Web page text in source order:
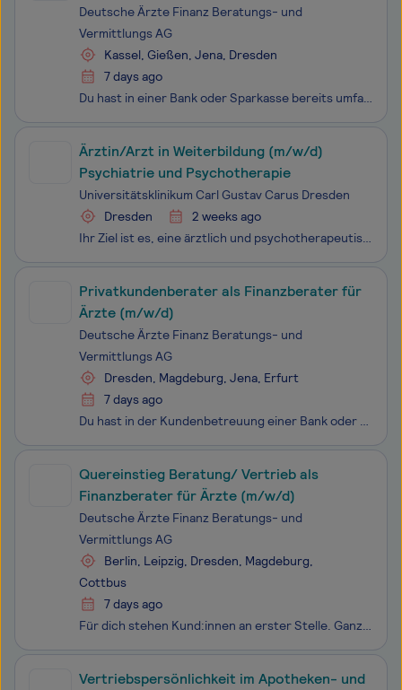
Deutsche Ärzte Finanz Beratungs- und
Vermittlungs AG
Kassel, Gießen, Jena, Dresden
7 days ago
Du hast in einer Bank oder Sparkasse bereits umfangreiches Know-how im Finanzierungsgeschäft gesammelt und möchtest deine Karriere nun selbst gestalten – statt fremdbestimmt von starren Bankstrukturen und Hierarchien zu sein? Oder du arbeitest bereits als selbstständige:r Finanzberater:in und wills
Ärztin/Arzt in Weiterbildung (m/w/d)
Psychiatrie und Psychotherapie
Universitätsklinikum Carl Gustav Carus Dresden
Dresden
2 weeks ago
Ihr Ziel ist es, eine ärztlich und psychotherapeutisch fundierte Facharztqualifikation Psychiatrie und Psychotherapie zu erlangen Ihre ärztliche Tätigkeit umfasst die Behandlung, Diagnostik und Führung von Patientinnen und Patienten im stationären, tagesklinischen und ambulanten und stationsäqu
Privatkundenberater als Finanzberater für
Ärzte (m/w/d)
Deutsche Ärzte Finanz Beratungs- und
Vermittlungs AG
Dresden, Magdeburg, Jena, Erfurt
7 days ago
Du hast in der Kundenbetreuung einer Bank oder Sparkasse umfangreiches Know-how aufgebaut. Nun möchtest du deine eigenen Karriereziele verfolgen, statt vorgegebene Absatzziele zu erfüllen? Dann bist du bei uns richtig. Die Deutsche Ärzte Finanz gehört zur weltweit erfolgreichen AXA Gruppe und zur a
Quereinstieg Beratung/ Vertrieb als
Finanzberater für Ärzte (m/w/d)
Deutsche Ärzte Finanz Beratungs- und
Vermittlungs AG
Berlin, Leipzig, Dresden, Magdeburg,
Cottbus
7 days ago
Für dich stehen Kund:innen an erster Stelle. Ganz gleich, ob du diese in deiner bisherigen Tätigkeit als Klient:in, Mandant:in oder als Gast bezeichnet hast. Du wünschst dir eine berufliche Veränderung und bringst eine hohe Lernbereitschaft mit? Dann bist du bei uns genau richtig! Die Deutsche Ärzt
Vertriebspersönlichkeit im Apotheken- und